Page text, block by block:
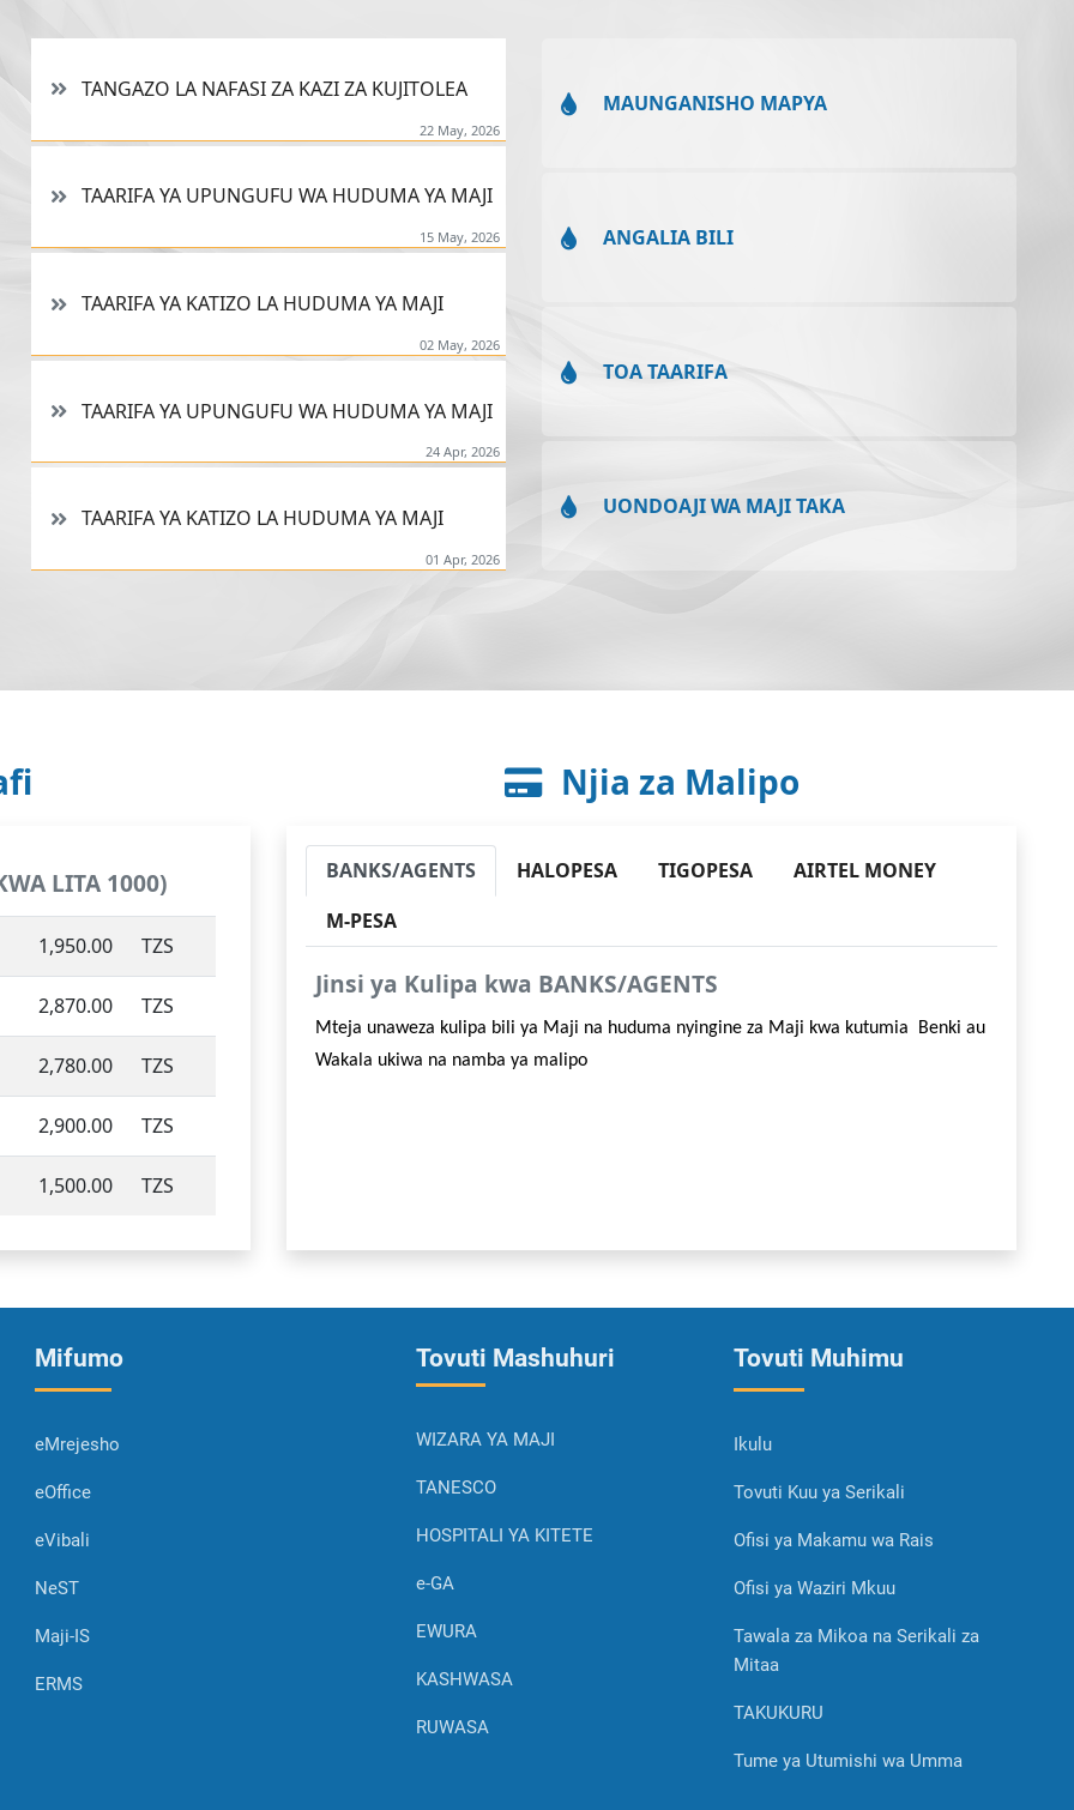
TANGAZO LA NAFASI ZA KAZI ZA KUJITOLEA
22 May, 2026
TAARIFA YA UPUNGUFU WA HUDUMA YA MAJI
15 May, 2026
TAARIFA YA KATIZO LA HUDUMA YA MAJI
02 May, 2026
TAARIFA YA UPUNGUFU WA HUDUMA YA MAJI
24 Apr, 2026
TAARIFA YA KATIZO LA HUDUMA YA MAJI
01 Apr, 2026
MAUNGANISHO MAPYA
ANGALIA BILI
TOA TAARIFA
UONDOAJI WA MAJI TAKA
LITA 1000)
1,950.00 TZS
2,870.00 TZS
2,780.00 TZS
2,900.00 TZS
1,500.00 TZS
Njia za Malipo
BANKS/AGENTS HALOPESA TIGOPESA
AIRTEL MONEY
M-PESA
Jinsi ya Kulipa kwa BANKS/AGENTS
Mteja unaweza kulipa bili ya Maji na huduma nyingine za Maji kwa kutumia Benki au
Wakala ukiwa na namba ya malipo
Mifumo
eMrejesho
eOffice
eVibali
NeST
Maji-IS
ERMS
Tovuti Mashuhuri
WIZARA YA MAJI
TANESCO
HOSPITALI YA KITETE
e-GA
EWURA
KASHWASA
RUWASA
Tovuti Muhimu
Ikulu
Tovuti Kuu ya Serikali
Ofisi ya Makamu wa Rais
Ofisi ya Waziri Mkuu
Tawala za Mikoa na Serikali za
Mitaa
TAKUKURU
Tume ya Utumishi wa Umma